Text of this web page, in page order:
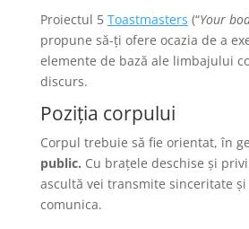
Proiectul 5 Toastmasters (“Your
propune să-ți ofere ocazia de a
elemente de bază ale limbajului
discurs.
Poziția corpului
Corpul trebuie să fie orientat, în
public. Cu brațele deschise și
ascultă vei transmite sinceritate
comunica.